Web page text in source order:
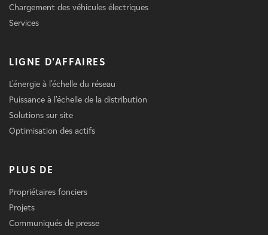
Chargement des véhicules électriques
Services
LIGNE D'AFFAIRES
L'énergie à l'échelle du réseau
Puissance à l'échelle de la distribution
Solutions sur site
Optimisation des actifs
PLUS DE
Propriétaires fonciers
Projets
Communiqués de presse